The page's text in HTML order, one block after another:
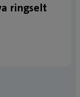
ringselt